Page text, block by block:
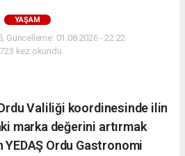
YAŞAM
Güncelleme: 01.08.2026 - 22:22
kez okundu.
Valiliği koordinesinde ilin
marka değerini artırmak
YEDAŞ Ordu Gastronomi